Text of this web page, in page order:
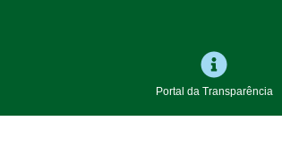
Portal da Transparência